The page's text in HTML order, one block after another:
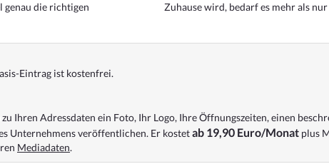
genau die richtigen
Zuhause wird, bedarf es mehr als
Eintrag ist kostenfrei.
Ihren Adressdaten ein Foto, Ihr Logo, Ihre Öffnungszeiten, einen
Unternehmens veröffentlichen. Er kostetab 19,90 Euro/Monat plus
Mediadaten.